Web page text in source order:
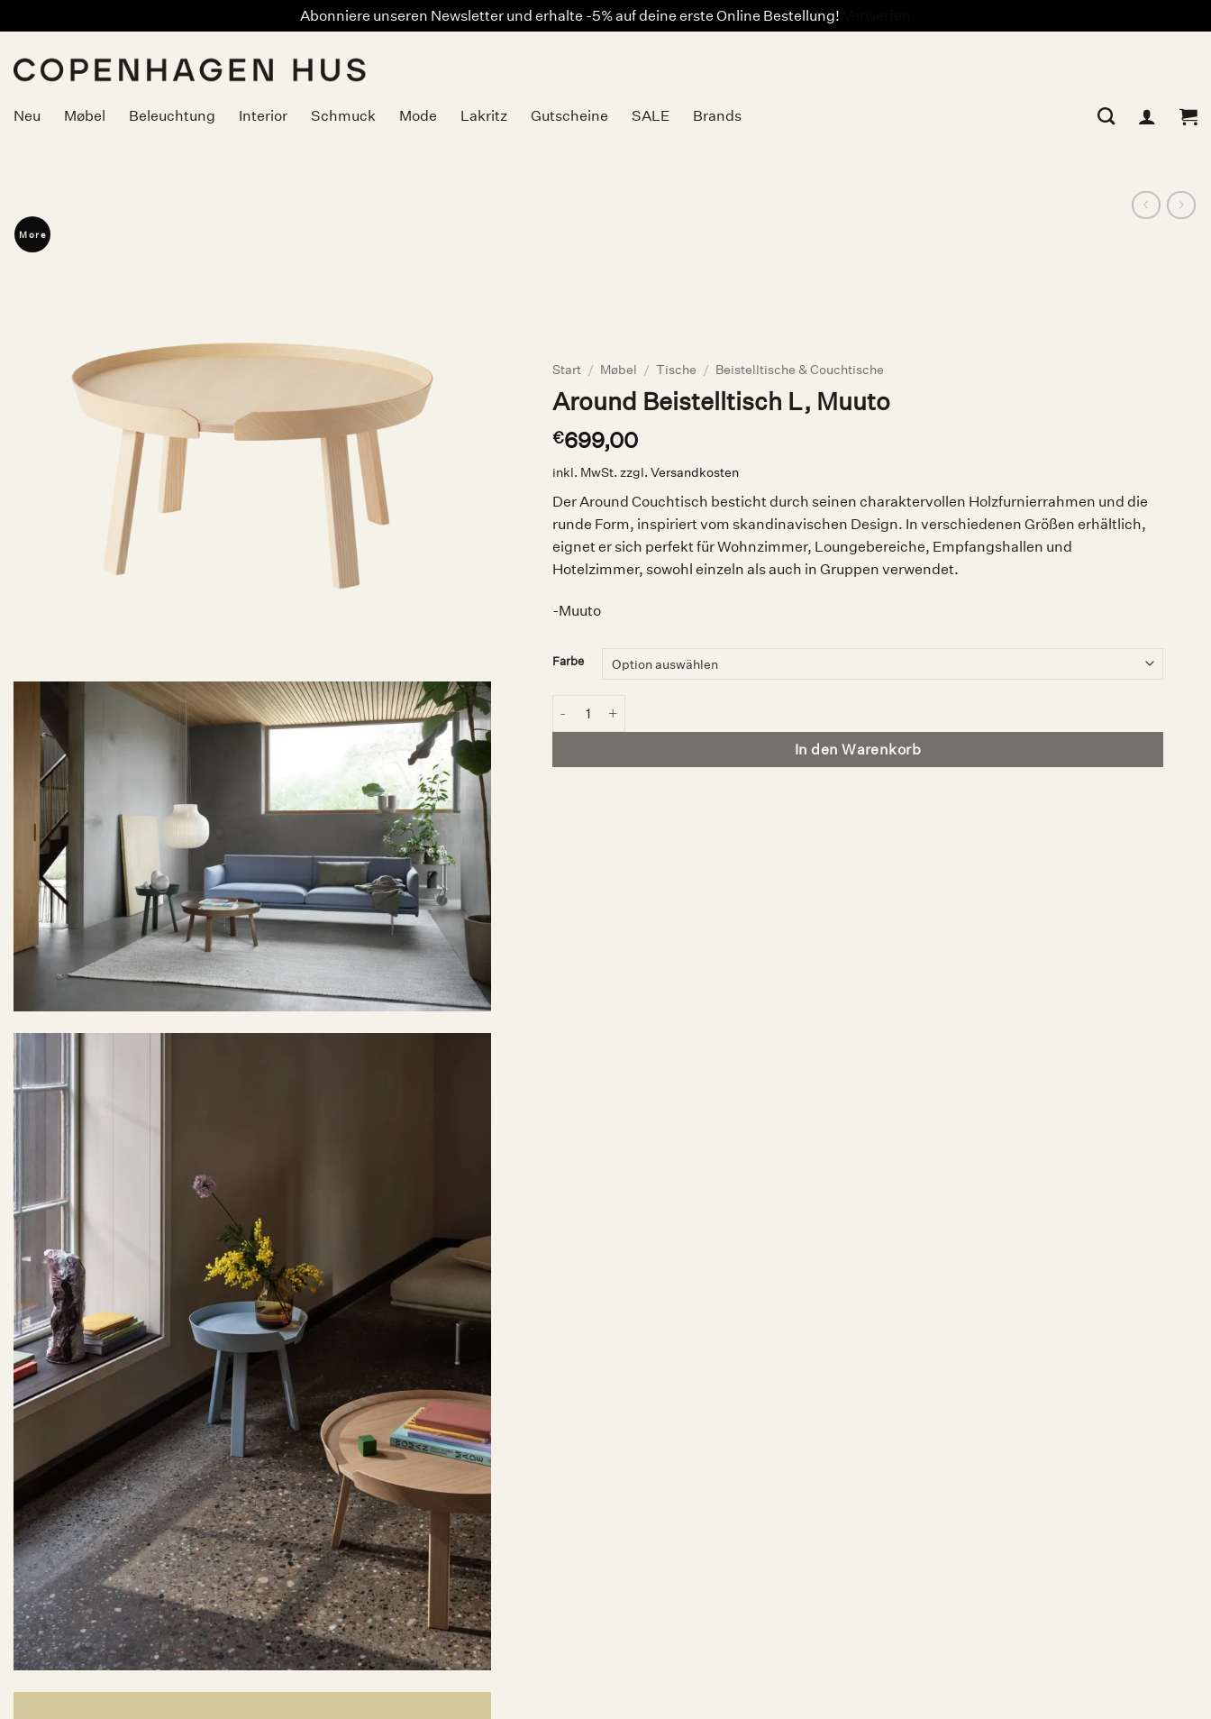
Abonniere unseren Newsletter und erhalte -5% auf deine erste Online Bestellung!
Inhalt
springen
Neu
Møbel Beleuchtung Interior Schmuck Mode Lakritz Gutscheine SALE Brands
More
Start / Møbel / Tische / Beistelltische & Couchtische
Around Beistelltisch L, Muuto
€699,00
inkl. MwSt. zzgl. Versandkosten
Der Around Couchtisch besticht durch seinen charaktervollen Holzfurnierrahmen und die
runde Form, inspiriert vom skandinavischen Design. In verschiedenen Größen erhältlich,
eignet er sich perfekt für Wohnzimmer, Loungebereiche, Empfangshallen und
Hotelzimmer, sowohl einzeln als auch in Gruppen verwendet.
-Muuto
Farbe
In den Warenkorb